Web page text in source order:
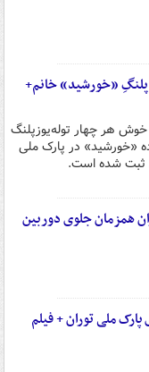
۴ توله‌یوزپلنگِ «خورشید» خانم+
هر چهار توله‌یوزپلنگ
«خورشید» در پارک ملی
ثبت شده است.
توران همزمان جلوی دوربین
ملی توران + فیلم